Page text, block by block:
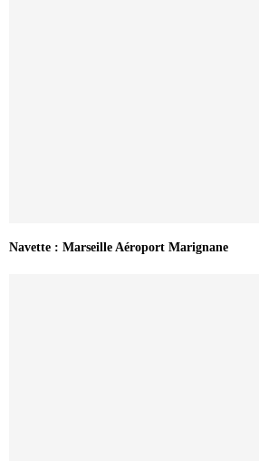
Navette : Marseille Aéroport Marignane